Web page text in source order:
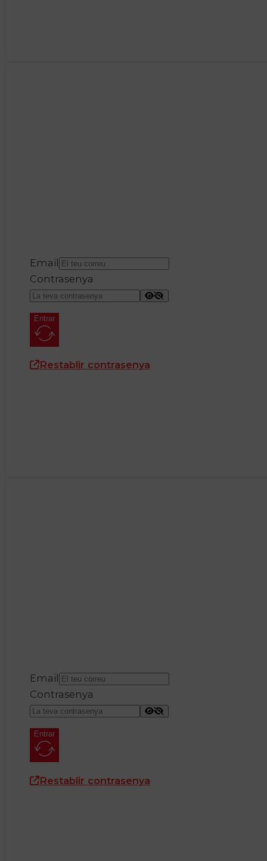
Email
Contrasenya
Entrar
Restablir contrasenya
Email
Contrasenya
Entrar
Restablir contrasenya